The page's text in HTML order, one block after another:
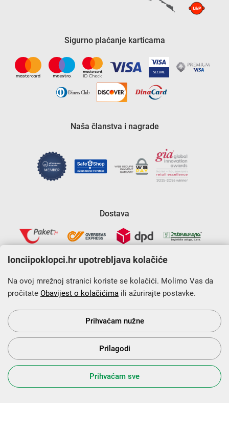
Sigurno plaćanje karticama
Naša članstva i nagrade
Dostava
Krajnji primatelj financijskog instrumenta sufinanciranog iz
Europskog fonda za regionalni razvoj u sklopu Operativnog
programa „Konkurentnost i kohezija”.
s Vama od 2014. godine!
lonciipoklopci.hr upotrebljava kolačiće
Na ovoj mrežnoj stranici koriste se kolačići. Molimo Vas da
pročitate Obavijest o kolačićima ili ažurirajte postavke.
Prihvaćam nužne
Prilagodi
Prihvaćam sve